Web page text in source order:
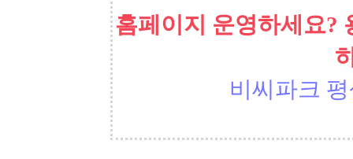
홈페이지 운영하세요?
비씨파크